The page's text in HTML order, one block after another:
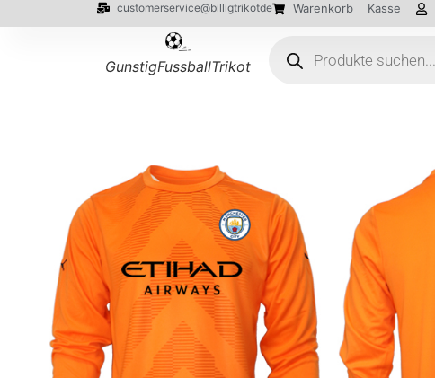
customerservice@billigtrikotde Warenkorb Kasse
GunstigFussballTrikot